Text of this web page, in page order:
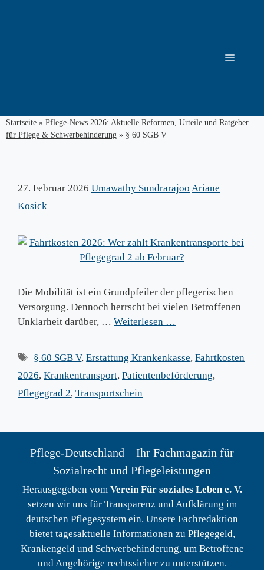
Menü
Startseite » Pflege-News 2026: Aktuelle Reformen, Urteile und Ratgeber
für Pflege & Schwerbehinderung » § 60 SGB V
27. Februar 2026 Umawathy Sundrarajoo Ariane
Kosick
Die Mobilität ist ein Grundpfeiler der pflegerischen
Versorgung. Dennoch herrscht bei vielen Betroffenen
Unklarheit darüber, … Weiterlesen …
Schlagwörter
§ 60 SGB V,Erstattung Krankenkasse,Fahrtkosten
2026, Krankentransport, Patientenbeförderung,
Pflegegrad 2, Transportschein
Pflege-Deutschland – Ihr Fachmagazin für
Sozialrecht und Pflegeleistungen
Herausgegeben vom Verein Für soziales Leben e. V.
setzen wir uns für Transparenz und Aufklärung im
deutschen Pflegesystem ein. Unsere Fachredaktion
bietet tagesaktuelle Informationen zu Pflegegeld,
Krankengeld und Schwerbehinderung, um Betroffene
und Angehörige rechtssicher zu unterstützen.